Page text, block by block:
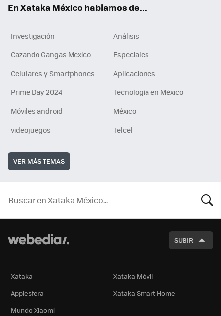
En Xataka México hablamos de...
Investigación
Análisis
Cazando Gangas Mexico
Especiales
Celulares y Smartphones
Aplicaciones
Prime Day 2024
Tecnología en México
Móviles android
México
videojuegos
Telcel
VER MÁS TEMAS
SUBIR
Xataka
Xataka Móvil
Applesfera
Xataka Smart Home
Mundo Xiaomi